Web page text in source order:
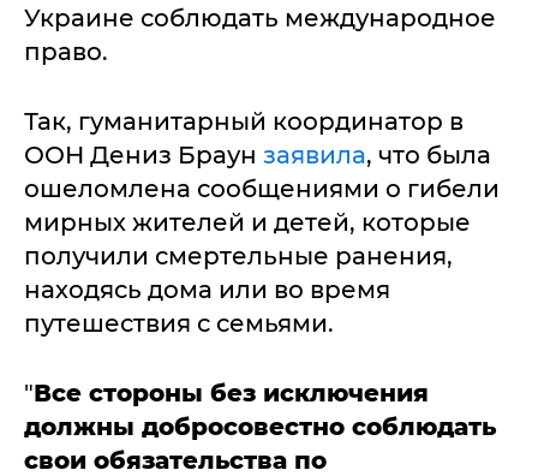
Украине соблюдать международное
право.
Так, гуманитарный координатор в
ООН Дениз Браун заявила, что была
ошеломлена сообщениями о гибели
мирных жителей и детей, которые
получили смертельные ранения,
находясь дома или во время
путешествия с семьями.
"Все стороны без исключения
должны добросовестно соблюдать
свои обязательства по